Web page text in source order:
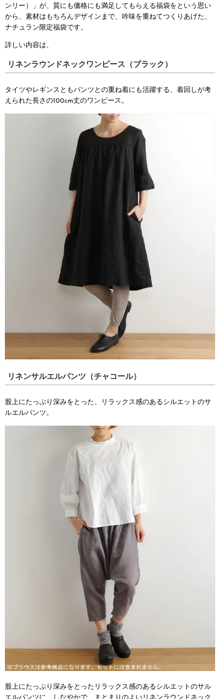
ンリー）」が、質にも価格にも満足してもらえる福袋をという思い
から、素材はもちろんデザインまで、吟味を重ねてつくりあげた、
ナチュラン限定福袋です。
詳しい内容は、
リネンラウンドネックワンピース（ブラック）
タイツやレギンスともパンツとの重ね着にも活躍する、着回しが考
えられた長さの100cm丈のワンピース。
リネンサルエルパンツ（チャコール）
股上にたっぷり深みをとった、リラックス感のあるシルエットのサ
ルエルパンツ。
股上にたっぷり深みをとったリラックス感のあるシルエットのサル